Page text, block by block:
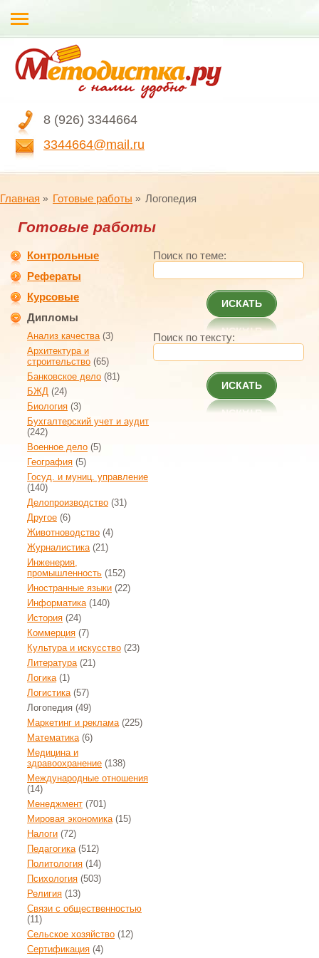
8 (926) 3344664
3344664@mail.ru
Главная Готовые работы Логопедия
Готовые работы
Контрольные
Рефераты
Курсовые
Дипломы
Анализ качества(3)
Архитектура и
строительство (65)
Банковское дело (81)
БЖД (24)
Биология (3)
Бухгалтерский учет и аудит
(242)
Военное дело (5)
География (5)
Госуд. и муниц. управление
(140)
Делопроизводство (31)
Другое (6)
Животноводство (4)
Журналистика(21)
Инженерия,
промышленность (152)
Иностранные языки (22)
Информатика(140)
История (24)
Коммерция (7)
Культура и искусство (23)
Литература(21)
Логика(1)
Логистика(57)
Логопедия (49)
Маркетинг и реклама(225)
Математика(6)
Медицина и
здравоохранение (138)
Международные отношения
(14)
Менеджмент (701)
Мировая экономика(15)
Налоги (72)
Педагогика(512)
Политология (14)
Психология (503)
Религия (13)
Связи с общественностью
(11)
Сельское хозяйство (12)
Сертификация (4)
Поиск по теме:
ИСКАТЬ
Поиск по тексту:
ИСКАТЬ